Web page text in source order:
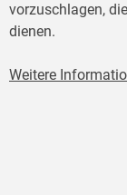
vorzuschlagen,
dienen.
Weitere